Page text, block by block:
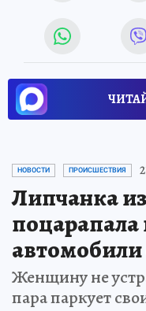
НОВОСТИ ПРОИСШЕСТВИЯ
Липчанка
автомобили
Женщину не
пара паркует